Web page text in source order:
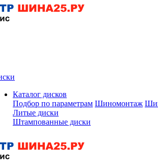
Каталог дисков
Подбор по параметрам
Литые диски
Штампованные диски
Шиномонтаж